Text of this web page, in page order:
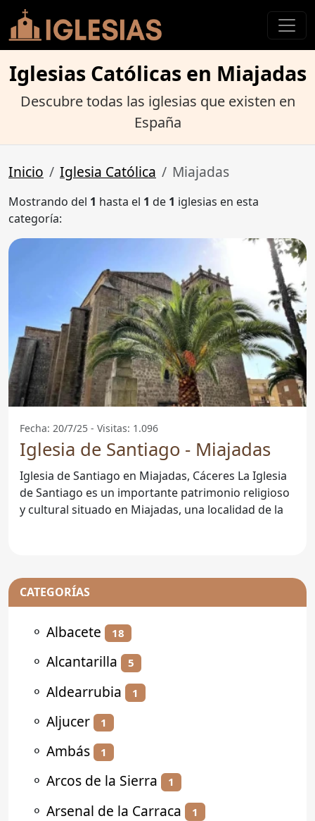
Iglesias Católicas en Miajadas
Descubre todas las iglesias que existen en
España
Inicio Iglesia Católica Miajadas
Mostrando del 1 hasta el 1 de 1 iglesias en esta
categoría:
Fecha: 20/7/25 - Visitas: 1.096
Iglesia de Santiago - Miajadas
Iglesia de Santiago en Miajadas, Cáceres La Iglesia
de Santiago es un importante patrimonio religioso
y cultural situado en Miajadas, una localidad de la
CATEGORÍAS
⚬ Albacete 18
⚬ Alcantarilla 5
⚬ Aldearrubia 1
⚬ Aljucer 1
⚬ Ambás 1
⚬ Arcos de la Sierra 1
⚬ Arsenal de la Carraca 1